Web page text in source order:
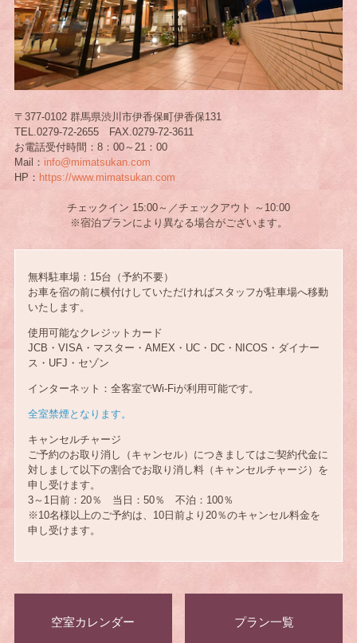
〒377-0102 群馬県渋川市伊香保町伊香保131
TEL.0279-72-2655 FAX.0279-72-3611
お電話受付時間：8：00～21：00
Mail： info@mimatsukan.com
HP： https://www.mimatsukan.com
チェックイン 15:00～／チェックアウト ～10:00
※宿泊プランにより異なる場合がございます。
無料駐車場：15台（予約不要）
お車を宿の前に横付けしていただければスタッフが駐車場へ移動
いたします。
使用可能なクレジットカード
JCB・VISA・マスター・AMEX・UC・DC・NICOS・ダイナー
ス・UFJ・セゾン
インターネット：全客室でWi-Fiが利用可能です。
全室禁煙となります。
キャンセルチャージ
ご予約のお取り消し（キャンセル）につきましてはご契約代金に
対しまして以下の割合でお取り消し料（キャンセルチャージ）を
申し受けます。
3～1日前：20％ 当日：50％ 不泊：100％
※10名様以上のご予約は、10日前より20％のキャンセル料金を
申し受けます。
空室カレンダー プラン一覧